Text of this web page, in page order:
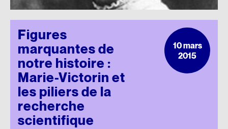
Figures
marquantes de
notre histoire :
Marie-Victorin et
les piliers de la
recherche
scientifique
10 mars
2015